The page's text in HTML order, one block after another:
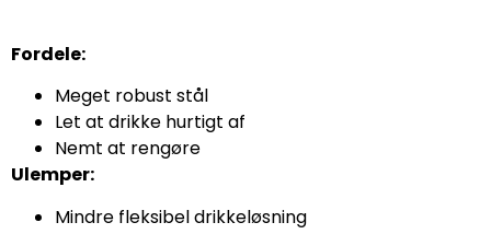
Fordele:
Meget robust stål
Let at drikke hurtigt af
Nemt at rengøre
Ulemper:
Mindre fleksibel drikkeløsning